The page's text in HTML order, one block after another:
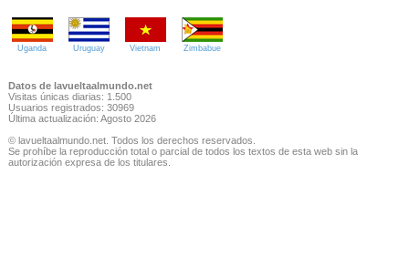
Uganda Uruguay Vietnam Zimbabue
Datos de lavueltaalmundo.net
Visitas únicas diarias: 1.500
Usuarios registrados: 30969
Última actualización: Agosto 2026
© lavueltaalmundo.net. Todos los derechos reservados.
Se prohíbe la reproducción total o parcial de todos los textos de esta web sin la
autorización expresa de los titulares.